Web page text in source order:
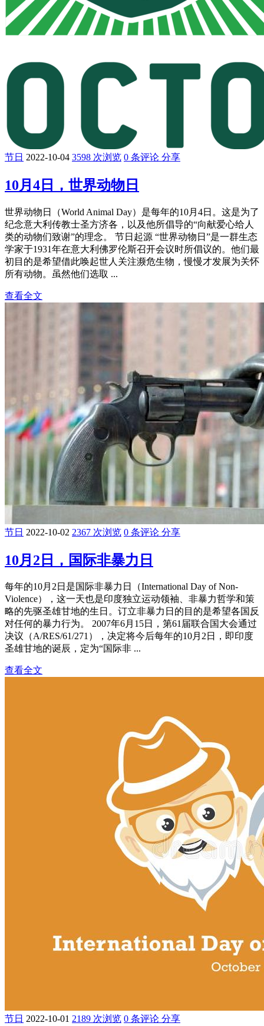
节日 2022-10-04 3598 次浏览 0 条评论 分享
10月4日，世界动物日
世界动物日（World Animal Day）是每年的10月4日。这是为了
纪念意大利传教士圣方济各，以及他所倡导的“向献爱心给人
类的动物们致谢”的理念。 节日起源 “世界动物日”是一群生态
学家于1931年在意大利佛罗伦斯召开会议时所倡议的。他们最
初目的是希望借此唤起世人关注濒危生物，慢慢才发展为关怀
所有动物。虽然他们选取 ...
查看全文
节日 2022-10-02 2367 次浏览 0 条评论 分享
10月2日，国际非暴力日
每年的10月2日是国际非暴力日（International Day of Non-
Violence），这一天也是印度独立运动领袖、非暴力哲学和策
略的先驱圣雄甘地的生日。订立非暴力日的目的是希望各国反
对任何的暴力行为。 2007年6月15日，第61届联合国大会通过
决议（A/RES/61/271），决定将今后每年的10月2日，即印度
圣雄甘地的诞辰，定为“国际非 ...
查看全文
节日 2022-10-01 2189 次浏览 0 条评论 分享